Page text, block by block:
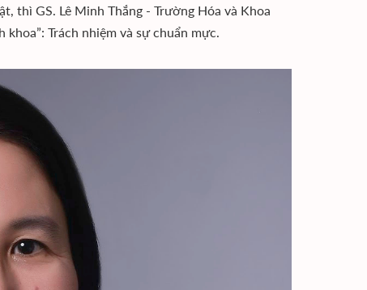
thì GS. Lê Minh Thắng - Trường Hóa và Khoa
Trách nhiệm và sự chuẩn mực.